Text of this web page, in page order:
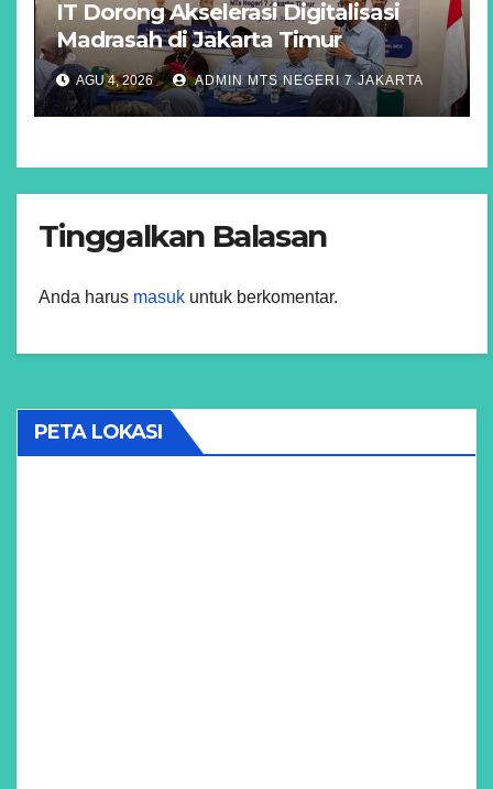
IT Dorong Akselerasi Digitalisasi
Madrasah di Jakarta Timur
AGU 4, 2026 ADMIN MTS NEGERI 7 JAKARTA
Tinggalkan Balasan
Anda harus masuk untuk berkomentar.
PETA LOKASI